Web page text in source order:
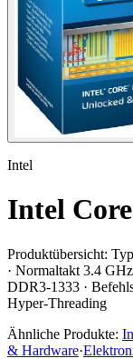
Intel
Intel
Produktübersicht:
· Normaltakt 3.4
DDR3-1333 ·
Hyper-Threading
Ähnliche Produkte:
& Hardware·